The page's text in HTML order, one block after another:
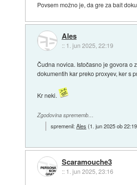
Povsem možno je, da gre za bait
Ales
:: 1. jun 2025, 22:19
Čudna novica. Istočasno je govora o
dokumentih kar preko proxyev, ker s
Kr neki.
Zgodovina sprememb…
spremenil:Ales (1. jun 2025 ob 22:19
Scaramouche3
:: 1. jun 2025, 23:16